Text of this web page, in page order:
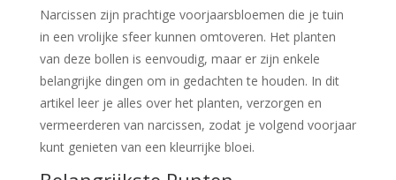
Narcissen zijn prachtige voorjaarsbloemen die je tuin
in een vrolijke sfeer kunnen omtoveren. Het planten
van deze bollen is eenvoudig, maar er zijn enkele
belangrijke dingen om in gedachten te houden. In dit
artikel leer je alles over het planten, verzorgen en
vermeerderen van narcissen, zodat je volgend voorjaar
kunt genieten van een kleurrijke bloei.